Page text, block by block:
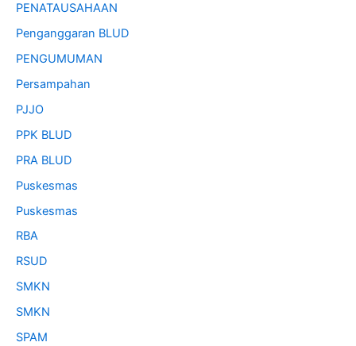
PENATAUSAHAAN
Penganggaran BLUD
PENGUMUMAN
Persampahan
PJJO
PPK BLUD
PRA BLUD
Puskesmas
Puskesmas
RBA
RSUD
SMKN
SMKN
SPAM